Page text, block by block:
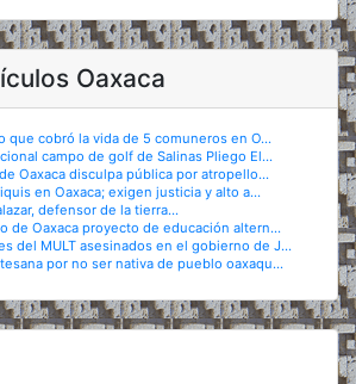
Oaxaca
que cobró la vida de 5 comuneros en O...
campo de golf de Salinas Pliego El...
Oaxaca disculpa pública por atropello...
en Oaxaca; exigen justicia y alto a...
defensor de la tierra...
de Oaxaca proyecto de educación altern...
del MULT asesinados en el gobierno de J...
por no ser nativa de pueblo oaxaqu...